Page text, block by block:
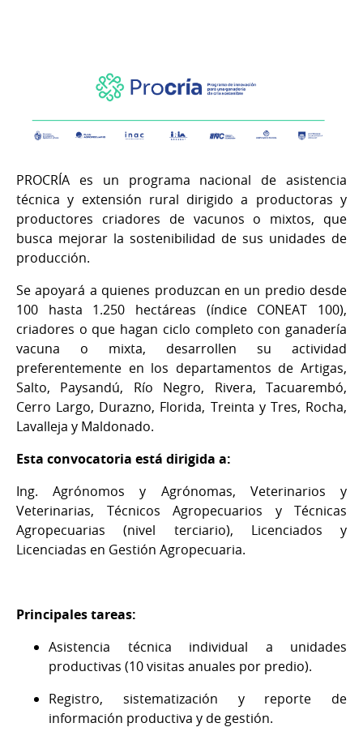
PROCRÍA es un programa nacional de asistencia
técnica y extensión rural dirigido a productoras y
productores criadores de vacunos o mixtos, que
busca mejorar la sostenibilidad de sus unidades de
producción.
Se apoyará a quienes produzcan en un predio desde
100 hasta 1.250 hectáreas (índice CONEAT 100),
criadores o que hagan ciclo completo con ganadería
vacuna o mixta, desarrollen su actividad
preferentemente en los departamentos de Artigas,
Salto, Paysandú, Río Negro, Rivera, Tacuarembó,
Cerro Largo, Durazno, Florida, Treinta y Tres, Rocha,
Lavalleja y Maldonado.
Esta convocatoria está dirigida a:
Ing. Agrónomos y Agrónomas, Veterinarios y
Veterinarias, Técnicos Agropecuarios y Técnicas
Agropecuarias (nivel terciario), Licenciados y
Licenciadas en Gestión Agropecuaria.
Principales tareas:
Asistencia técnica individual a unidades
productivas (10 visitas anuales por predio).
Registro, sistematización y reporte de
información productiva y de gestión.